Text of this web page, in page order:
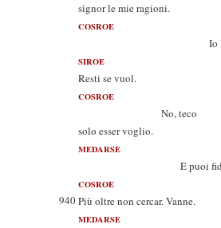
signor le mie ragioni.
COSROE
Io le
SIROE
Resti se vuol.
COSROE
No, teco
solo esser voglio.
MEDARSE
E puoi fidarti
COSROE
940Più oltre non cercar. Vanne.
MEDARSE